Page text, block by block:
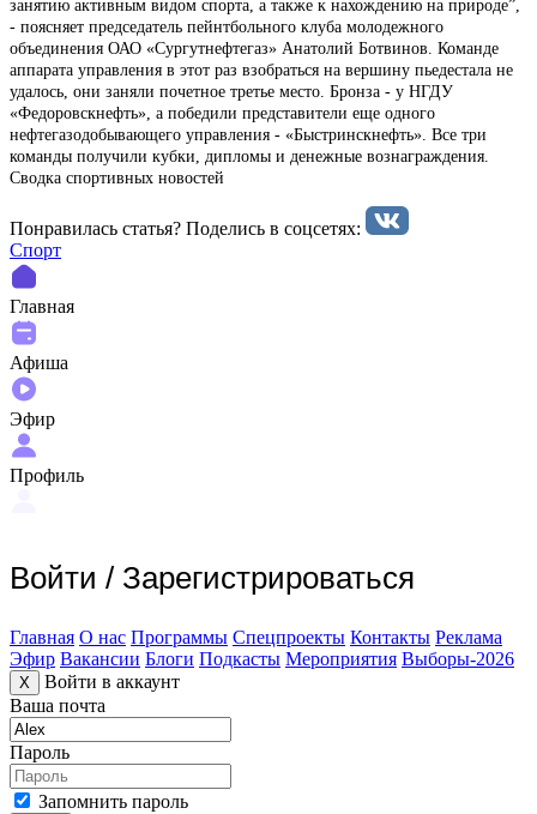
занятию активным видом спорта, а также к нахождению на природе”,
- поясняет председатель пейнтбольного клуба молодежного
объединения ОАО «Сургутнефтегаз» Анатолий Ботвинов. Команде
аппарата управления в этот раз взобраться на вершину пьедестала не
удалось, они заняли почетное третье место. Бронза - у НГДУ
«Федоровскнефть», а победили представители еще одного
нефтегазодобывающего управления - «Быстринскнефть». Все три
команды получили кубки, дипломы и денежные вознаграждения.
Сводка спортивных новостей
Понравилась статья? Поделиcь в соцсетях:
Спорт
Главная
Афиша
Эфир
Профиль
Войти / Зарегистрироваться
Главная О нас Программы Спецпроекты Контакты Реклама
Эфир Вакансии Блоги Подкасты Мероприятия Выборы-2026
X
Войти в аккаунт
Ваша почта
Пароль
Запомнить пароль